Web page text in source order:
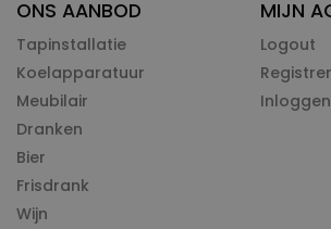
ONS AANBOD
Tapinstallatie
Koelapparatuur
Meubilair
Dranken
Bier
Frisdrank
Wijn
MIJN
Logout
Inloggen